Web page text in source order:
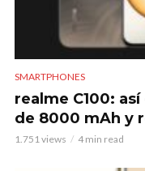
SMARTPHONES
realme C100:
de 8000 mAh y
1.751 views 4 min read